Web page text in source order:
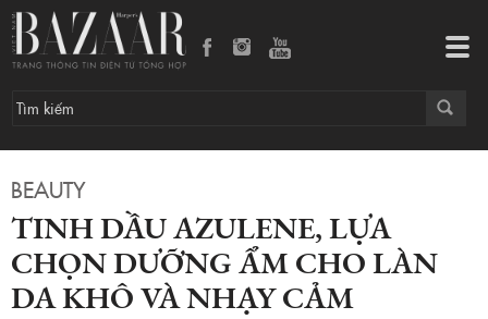
BEAUTY
TINH DẦU AZULENE, LỰA
CHỌN DƯỠNG ẨM CHO LÀN
DA KHÔ VÀ NHẠY CẢM